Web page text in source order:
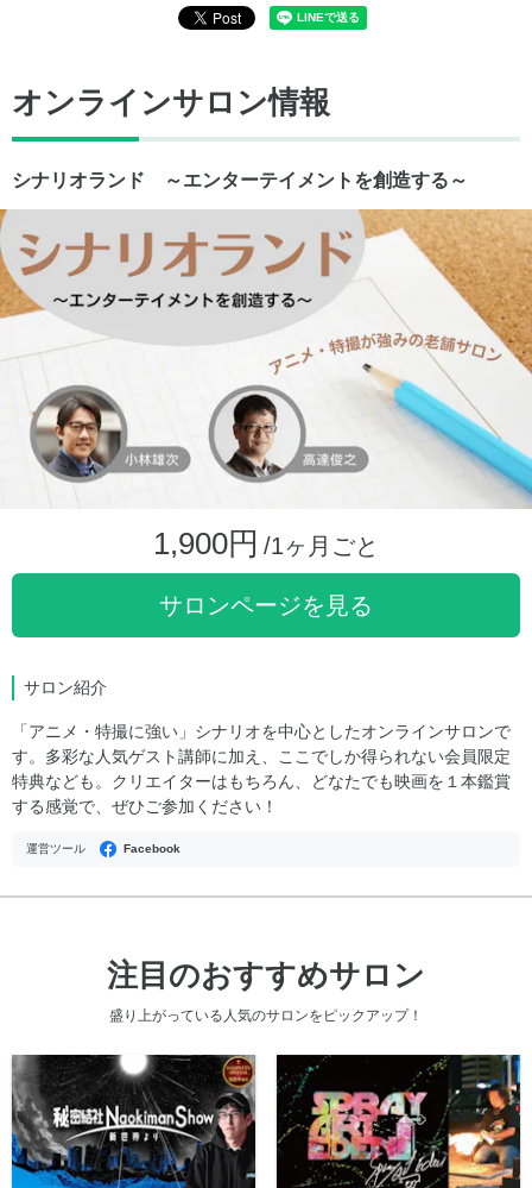
オンラインサロン情報
シナリオランド ～エンターテイメントを創造する～
1,900円 /1ヶ月ごと
サロンページを見る
サロン紹介
「アニメ・特撮に強い」シナリオを中心としたオンラインサロンで
す。多彩な人気ゲスト講師に加え、ここでしか得られない会員限定
特典なども。クリエイターはもちろん、どなたでも映画を１本鑑賞
する感覚で、ぜひご参加ください！
運営ツール Facebook
注目のおすすめサロン
盛り上がっている人気のサロンをピックアップ！